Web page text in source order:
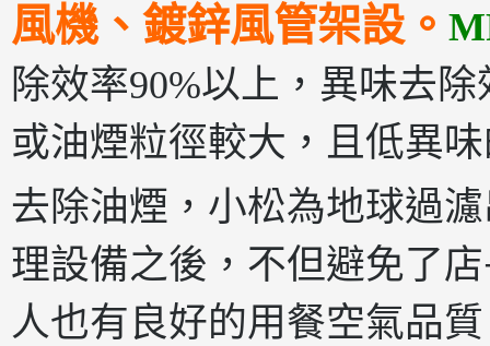
風機、鍍鋅風管架設。
除效率90%以上，異味去
或油煙粒徑較大，且低異
去除油煙，小松為地球過
理設備之後，不但避免了
人也有良好的用餐空氣品